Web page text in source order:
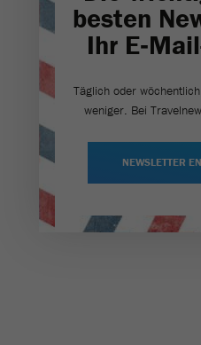
besten
Ihr
Täglich oder
weniger. Bei
NEWSLETTER